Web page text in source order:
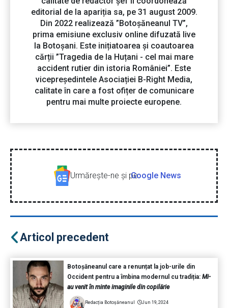
editorial de la apariția sa, pe 31 august 2009.
Din 2022 realizează ”Botoșăneanul TV”,
prima emisiune exclusiv online difuzată live
la Botoșani. Este inițiatoarea și coautoarea
cărții ”Tragedia de la Huțani - cel mai mare
accident rutier din istoria României”. Este
vicepreședintele Asociației B-Right Media,
calitate în care a fost ofițer de comunicare
pentru mai multe proiecte europene.
Urmăreşte-ne şi peGoogle News
Articol precedent
Botoșăneanul care a renunțat la job-urile din
Occident pentru a îmbina modernul cu tradiția: Mi-
au venit în minte imaginile din copilărie
Redacția Botoșăneanul Jun 19, 2024